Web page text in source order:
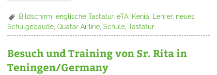
Bildschirm ,englische Tastatur,eTA Kenia Lehrer, neues
Schulgebäude,Quatar Airline,Schule,Tastatur
Besuch und Training von Sr. Rita in
Teningen/Germany